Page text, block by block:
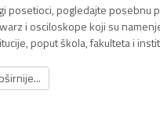
posetioci, pogledajte posebnu
i osciloskope koji su
poput škola, fakulteta i